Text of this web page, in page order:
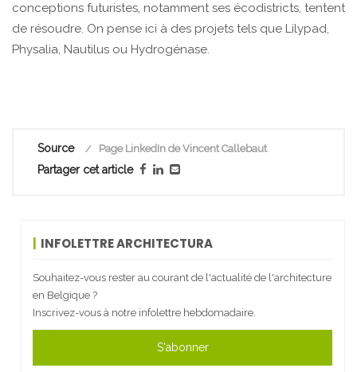
conceptions futuristes, notamment ses écodistricts, tentent
de résoudre. On pense ici à des projets tels que Lilypad,
Physalia, Nautilus ou Hydrogénase.
Source Page LinkedIn de Vincent Callebaut
Partager cet article
INFOLETTRE ARCHITECTURA
Souhaitez-vous rester au courant de l'actualité de l'architecture
en Belgique ?
Inscrivez-vous à notre infolettre hebdomadaire.
S'abonner